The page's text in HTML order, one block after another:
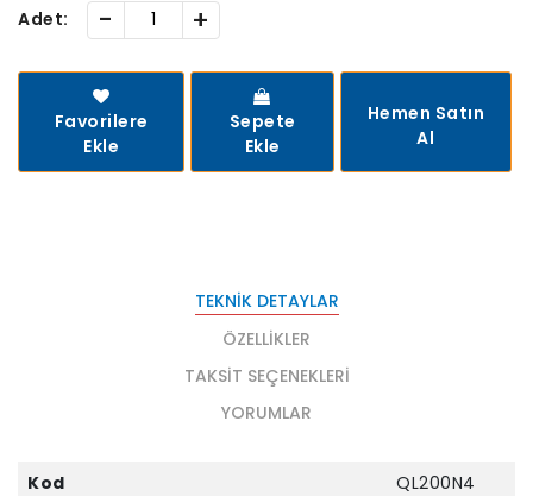
Adet: - +
Favorilere
Ekle
Sepete
Ekle
Hemen Satın
Al
TEKNIK DETAYLAR
ÖZELLIKLER
TAKSIT SEÇENEKLERI
YORUMLAR
Kod
QL200N4